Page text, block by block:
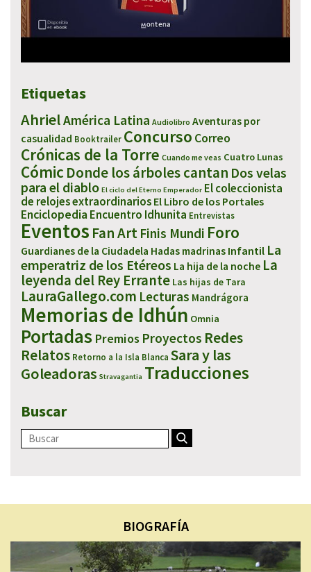
Etiquetas
AhrielAmérica Latina Audiolibro Aventuras por
casualidad Booktrailer Concurso Correo
Crónicas de la Torre Cuando me veas Cuatro Lunas
Cómic Donde los árboles cantan Dos velas
para el diablo El ciclo del Eterno Emperador El coleccionista
de relojes extraordinarios El Libro de los Portales
Enciclopedia Encuentro Idhunita Entrevistas
Eventos Fan Art Finis Mundi Foro
Guardianes de la Ciudadela Hadas madrinas Infantil La
emperatriz de los Etéreos La hija de la noche La
leyenda del Rey Errante Las hijas de Tara
LauraGallego.com Lecturas Mandrágora
Memorias de Idhún Omnia
Portadas Premios Proyectos Redes
Relatos Retorno a la Isla Blanca Sara y las
Goleadoras Stravagantia Traducciones
Buscar
BIOGRAFÍA